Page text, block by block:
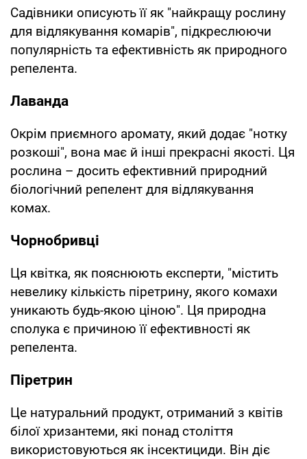
Садівники описують її як "найкращу рослину
для відлякування комарів", підкреслюючи
популярність та ефективність як природного
репелента.
Лаванда
Окрім приємного аромату, який додає "нотку
розкоші", вона має й інші прекрасні якості. Ця
рослина – досить ефективний природний
біологічний репелент для відлякування
комах.
Чорнобривці
Ця квітка, як пояснюють експерти, "містить
невелику кількість піретрину, якого комахи
уникають будь-якою ціною". Ця природна
сполука є причиною її ефективності як
репелента.
Піретрин
Це натуральний продукт, отриманий з квітів
білої хризантеми, які понад століття
використовуються як інсектициди. Він діє